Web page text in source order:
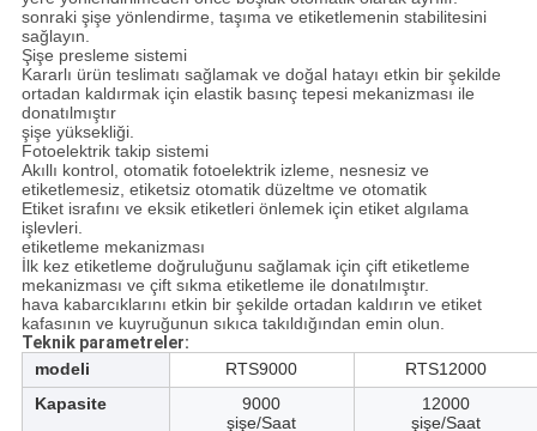
sonraki şişe yönlendirme, taşıma ve etiketlemenin stabilitesini
sağlayın.
Şişe presleme sistemi
Kararlı ürün teslimatı sağlamak ve doğal hatayı etkin bir şekilde
ortadan kaldırmak için elastik basınç tepesi mekanizması ile
donatılmıştır
şişe yüksekliği.
Fotoelektrik takip sistemi
Akıllı kontrol, otomatik fotoelektrik izleme, nesnesiz ve
etiketlemesiz, etiketsiz otomatik düzeltme ve otomatik
Etiket israfını ve eksik etiketleri önlemek için etiket algılama
işlevleri.
etiketleme mekanizması
İlk kez etiketleme doğruluğunu sağlamak için çift etiketleme
mekanizması ve çift sıkma etiketleme ile donatılmıştır.
hava kabarcıklarını etkin bir şekilde ortadan kaldırın ve etiket
kafasının ve kuyruğunun sıkıca takıldığından emin olun.
Teknik parametreler:
modeli
RTS9000
RTS12000
Kapasite
9000
şişe/Saat
12000
şişe/Saat